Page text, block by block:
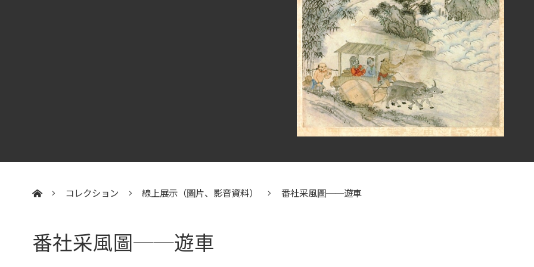
コレクション 線上展示（圖片、影音資料） 番社采風圖──遊車
番社采風圖──遊車